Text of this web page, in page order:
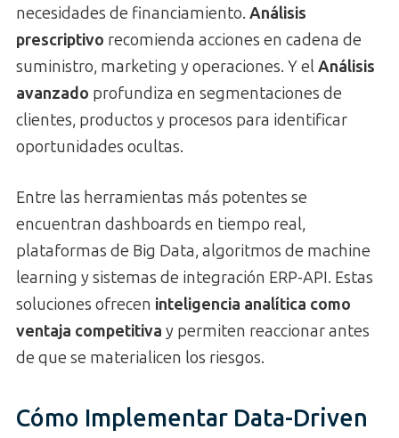
necesidades de financiamiento. Análisis
prescriptivo recomienda acciones en cadena de
suministro, marketing y operaciones. Y elAnálisis
avanzado profundiza en segmentaciones de
clientes, productos y procesos para identificar
oportunidades ocultas.
Entre las herramientas más potentes se
encuentran dashboards en tiempo real,
plataformas de Big Data, algoritmos de machine
learning y sistemas de integración ERP-API. Estas
soluciones ofrecen inteligencia analítica como
ventaja competitiva y permiten reaccionar antes
de que se materialicen los riesgos.
Cómo Implementar Data-Driven